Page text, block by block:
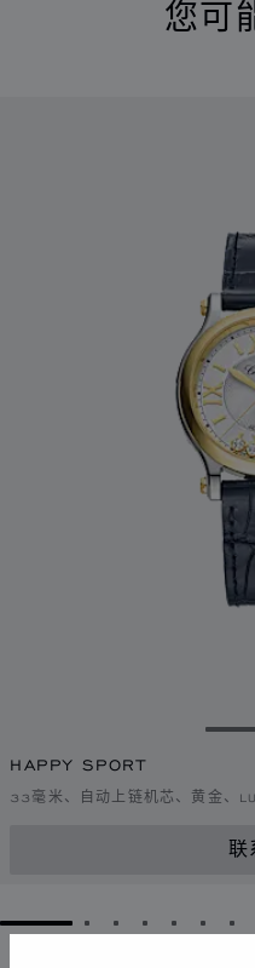
您可
转
HAPPY SPORT
33毫米、自动上链机芯、黄金、
联
GO TO SLIDE 1
GO TO SLIDE 2
GO TO SLIDE
GO TO
GO TO
GO